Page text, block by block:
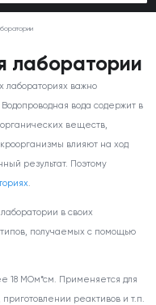
лаборатории
лабораториях важно
вода содержит в
веществ,
влияют на ход
результат. Поэтому
.
в своих
типов, получаемых с помощью
18 МОм*см. Применяется для
реактивов и т.п.